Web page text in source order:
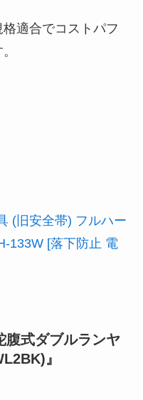
適合でコストパフ
(旧安全帯) フルハー
133W [落下防止 電
腹式ダブルランヤ
』